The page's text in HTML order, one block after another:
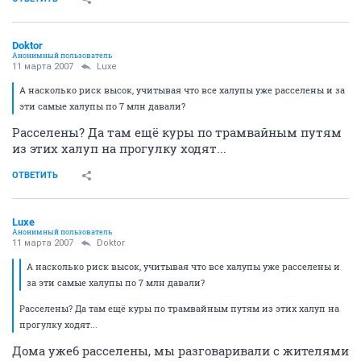
Doktor
Анонимный пользователь
11 марта 2007 Luxe
А насколько риск высок, учитывая что все халупы уже расселены и за
эти самые халупы по 7 млн давали?
Расселены? Да там ещё куры по трамвайным путям
из этих халуп на прогулку ходят...
ОТВЕТИТЬ
Luxe
Анонимный пользователь
11 марта 2007 Doktor
А насколько риск высок, учитывая что все халупы уже расселены и
за эти самые халупы по 7 млн давали?
Расселены? Да там ещё куры по трамвайным путям из этих халуп на
прогулку ходят...
Дома уже6 расселены, мы разговаривали с жителями